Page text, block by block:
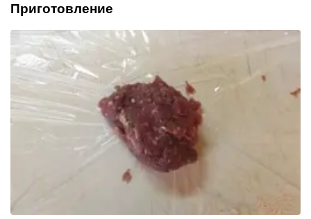
Приготовление